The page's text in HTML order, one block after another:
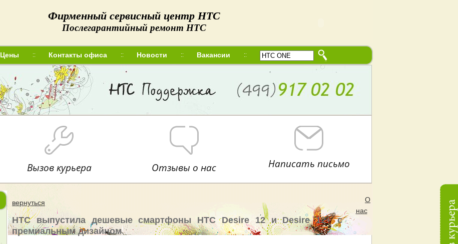
Фирменный сервисный центр HTC
Послегарантийный ремонт HTC
Цены Контакты офиса Новости Вакансии
Вызов курьера Отзывы о нас Написать письмо
вернуться
HTC выпустила дешевые смартфоны HTC Desire 12 и Desire 12+ с
премиальным дизайном
О
нас